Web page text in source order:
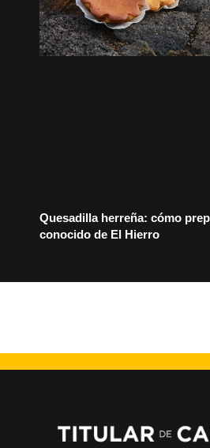
Quesadilla herreña: cómo
conocido de El Hierro